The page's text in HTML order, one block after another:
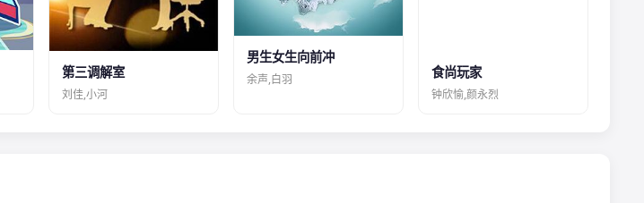
第三调解室
刘佳,小河
男生女生向前冲
余声,白羽 食尚玩家
钟欣愉,颜永烈